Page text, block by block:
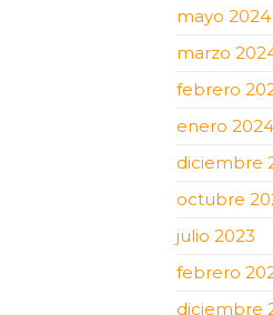
mayo 2024
marzo
febrero
enero 2024
diciembre
octubre
julio 2023
febrero
diciembre